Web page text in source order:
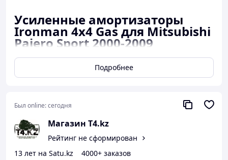
Усиленные амортизаторы
Ironman 4x4 Gas для Mitsubishi
Pajero Sport 2000-2009
Усиленные газо-масляные амортизаторы
Ironman 4x4 подходят для Mitsubishi Pajero
клапанная система, которая работает
точнее заводской. C этими
амортизаторами также можно обеспечить
подъем — для этого понадобятся
усиленные пружины и торсионы Ironman
Подробнее
Был online:сегодня
Магазин T4.kz
Рейтинг не сформирован
13 лет на Satu.kz
4000+ заказов